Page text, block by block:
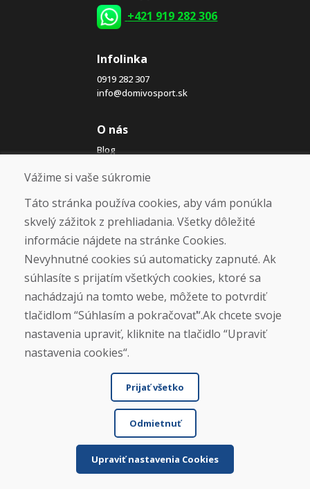
+421 919 282 306
Infolinka
0919 282 307
info@domivosport.sk
O nás
Blog
Predajňa
Servis
Požičovňa
Výkup
Kontakt
Poradíme
Ako si vybrať lyže
Výpočet výšky lyžiarskych palíc
Ako si vybrať lyžiarky
Obchodné podmienky
Obchodné podmienky požičovne
Doprava
Platba
Quatro nákup na splátky
Reklamačný poriadok
Vážime si vaše súkromie
Táto stránka používa cookies, aby vám ponúkla
skvelý zážitok z prehliadania. Všetky dôležité
informácie nájdete na stránke Cookies.
Nevyhnutné cookies sú automaticky zapnuté. Ak
súhlasíte s prijatím všetkých cookies, ktoré sa
nachádzajú na tomto webe, môžete to potvrdiť
tlačidlom “Súhlasím a pokračovať“.Ak chcete svoje
nastavenia upraviť, kliknite na tlačidlo “Upraviť
nastavenia cookies“.
Prijať všetko
Odmietnuť
Upraviť nastavenia Cookies